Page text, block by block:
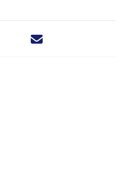
Deel dit nieuwsbericht via X -
Deel dit nieuwsbericht via
Deel dit nieuwsbericht
Deel dit